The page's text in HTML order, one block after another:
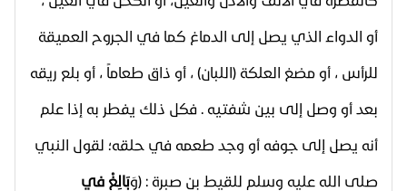
أو الدواء الذي يصل إلى الدماغ كما في الجروح العميقة
للرأس ، أو مضغ العلكة (اللبان) ، أو ذاق طعاماً ، أو بلع ريقه
بعد أو وصل إلى بين شفتيه . فكل ذلك يفطر به إذا علم
أنه يصل إلى جوفه أو وجد طعمه في حلقه؛ لقول النبي
صلى الله عليه وسلم للقيط بن صبرة : (وَبَالِغْ في